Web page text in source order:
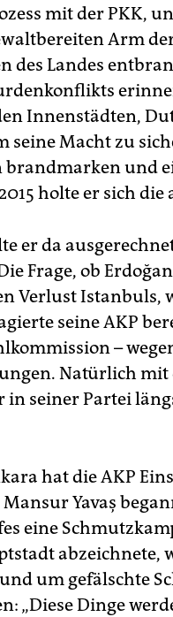
mit der PKK,
Arm
des Landes
Innenstädten,
seine Macht zu
brandmarken und
holte er sich
er da
Frage, ob
Verlust Istanbuls,
seine AKP
–
Natürlich mit
seiner Partei
hat die AKP
Yavaş
eine
abzeichnete,
um gefälschte
„Diese Dinge